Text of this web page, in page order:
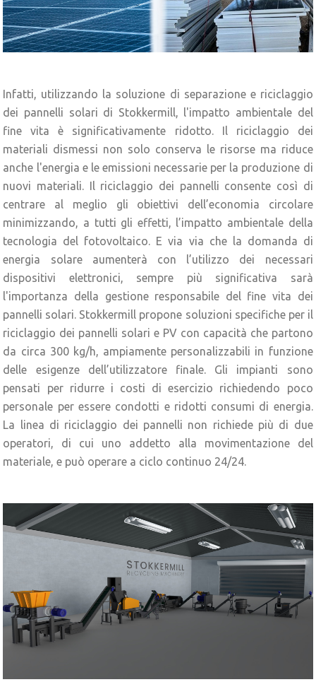
Infatti, utilizzando la soluzione di separazione e riciclaggio
dei pannelli solari di Stokkermill, l'impatto ambientale del
fine vita è significativamente ridotto. Il riciclaggio dei
materiali dismessi non solo conserva le risorse ma riduce
anche l'energia e le emissioni necessarie per la produzione di
nuovi materiali. Il riciclaggio dei pannelli consente così di
centrare al meglio gli obiettivi dell’economia circolare
minimizzando, a tutti gli effetti, l’impatto ambientale della
tecnologia del fotovoltaico. E via via che la domanda di
energia solare aumenterà con l’utilizzo dei necessari
dispositivi elettronici, sempre più significativa sarà
l'importanza della gestione responsabile del fine vita dei
pannelli solari. Stokkermill propone soluzioni specifiche per il
riciclaggio dei pannelli solari e PV con capacità che partono
da circa 300 kg/h, ampiamente personalizzabili in funzione
delle esigenze dell’utilizzatore finale. Gli impianti sono
pensati per ridurre i costi di esercizio richiedendo poco
personale per essere condotti e ridotti consumi di energia.
La linea di riciclaggio dei pannelli non richiede più di due
operatori, di cui uno addetto alla movimentazione del
materiale, e può operare a ciclo continuo 24/24.